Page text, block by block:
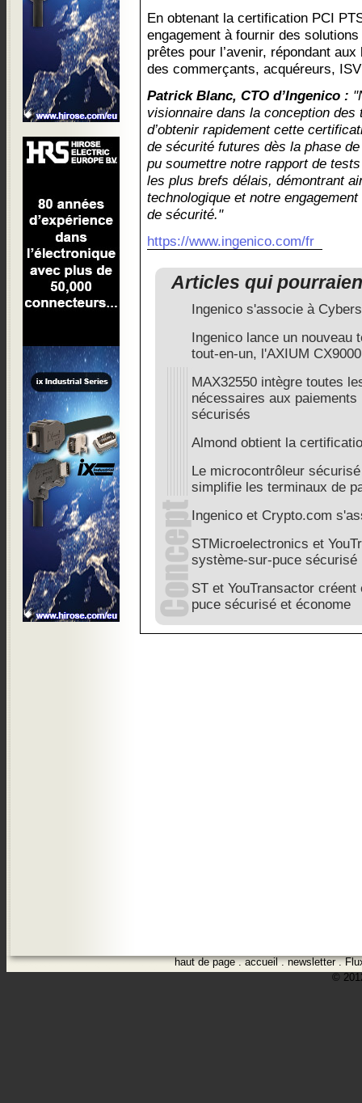
En obtenant la certification PCI
engagement à fournir des
prêtes pour l’avenir, répondant
des commerçants, acquéreurs,
Patrick Blanc, CTO d’Ingenico :
visionnaire dans la conception
d’obtenir rapidement cette
de sécurité futures dès la phase
pu soumettre notre rapport de
les plus brefs délais, démontrant
technologique et notre
de sécurité."
https://www.ingenico.com/fr
Articles qui
Ingenico s'associe à
Ingenico lance un nouveau
tout-en-un, l'AXIUM CX9000
MAX32550 intègre toutes
nécessaires aux
sécurisés
Almond obtient la
Le microcontrôleur
simplifie les terminaux de
Ingenico et Crypto.com
STMicroelectronics et
système-sur-puce sécurisé
ST et YouTransactor
puce sécurisé et économe
haut de page.accueil.newsletter.
©